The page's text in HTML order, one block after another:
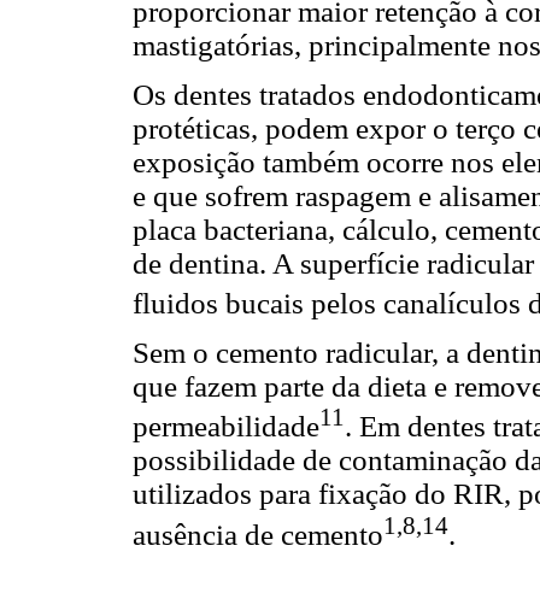
proporcionar maior retenção à
mastigatórias, principalmente
Os dentes tratados
protéticas, podem expor o terço
exposição também ocorre nos
e que sofrem raspagem e
placa bacteriana, cálculo,
de dentina. A superfície
fluidos bucais pelos canalículos
Sem o cemento radicular, a
que fazem parte da dieta e
permeabilidade11 . Em dentes
possibilidade de contaminação
utilizados para fixação do RIR,
ausência de cemento1,8,14.